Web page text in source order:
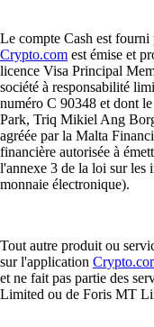
Le compte Cash est
Crypto.com est émise et
licence Visa Principal
société à responsabilité
numéro C 90348 et dont
Park, Triq Mikiel Ang
agréée par la Malta
financière autorisée à
l'annexe 3 de la loi sur les
monnaie électronique).
Tout autre produit ou
sur l'application
et ne fait pas partie des
Limited ou de Foris MT